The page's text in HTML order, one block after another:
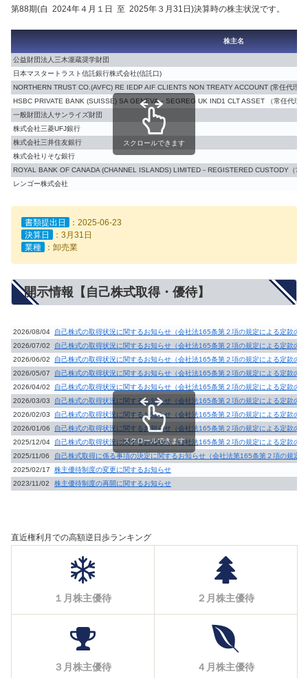
第88期(自 2024年４月１日 至 2025年３月31日)決算時の株主状況です。
株主名
公益財団法人三木瀧蔵奨学財団
日本マスタートラスト信託銀行株式会社(信託口)
NORTHERN TRUST CO.(AVFC) RE IEDP AIF CLIENTS NON TREATY ACCOUNT (常任代理
HSBC PRIVATE BANK (SUISSE) SA GENEVA－SEGREG UK IND1 CLT ASSET （常任代理
一般財団法人サンライズ財団
株式会社三菱UFJ銀行
株式会社三井住友銀行
株式会社りそな銀行
ROYAL BANK OF CANADA (CHANNEL ISLANDS) LIMITED－REGISTERED CUSTODY（
レンゴー株式会社
スクロールできます
書類提出日
：2025-06-23
決算日
：3月31日
業種
：卸売業
開示情報【自己株式取得・優待】
2026/08/04
自己株式の取得状況に関するお知らせ（会社法165条第２項の規定による定款の
2026/07/02
自己株式の取得状況に関するお知らせ（会社法165条第２項の規定による定款の
2026/06/02
自己株式の取得状況に関するお知らせ（会社法165条第２項の規定による定款の
2026/05/07
自己株式の取得状況に関するお知らせ（会社法165条第２項の規定による定款の
2026/04/02
自己株式の取得状況に関するお知らせ（会社法165条第２項の規定による定款の
2026/03/03
自己株式の取得状況に関するお知らせ（会社法165条第２項の規定による定款の
2026/02/03
自己株式の取得状況に関するお知らせ（会社法165条第２項の規定による定款の
2026/01/06
自己株式の取得状況に関するお知らせ（会社法165条第２項の規定による定款の
2025/12/04
自己株式の取得状況に関するお知らせ（会社法165条第２項の規定による定款の
2025/11/06
自己株式取得に係る事項の決定に関するお知らせ（会社法第165条第２項の規定
2025/02/17
株主優待制度の変更に関するお知らせ
2023/11/02
株主優待制度の再開に関するお知らせ
スクロールできます
直近権利月での高額逆日歩ランキング
１月株主優待 ２月株主優待
３月株主優待 ４月株主優待